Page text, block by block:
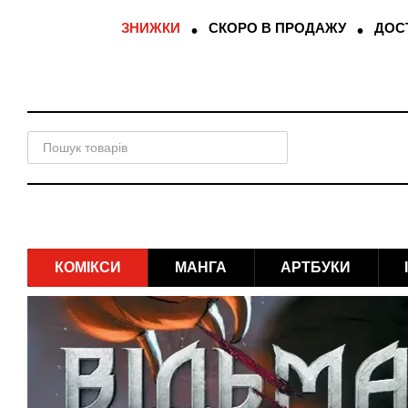
ЗНИЖКИ СКОРО В ПРОДАЖУ
КОМІКСИ МАНГА АРТБУКИ